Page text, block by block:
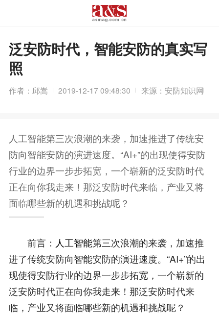
泛安防时代，智能安防的真实写
照
作者：邱嵩 2019-12-17 09:48:30 来源：安防知识网
人工智能第三次浪潮的来袭，加速推进了传统安
防向智能安防的演进速度。“AI+”的出现使得安防
行业的边界一步步拓宽，一个崭新的泛安防时代
正在向你我走来！那泛安防时代来临，产业又将
面临哪些新的机遇和挑战呢？
前言： 人工智能第三次浪潮的来袭，加速推
进了传统安防向智能安防的演进速度。“AI+”的出
现使得安防行业的边界一步步拓宽，一个崭新的
泛安防时代正在向你我走来！那泛安防时代来
临，产业又将面临哪些新的机遇和挑战呢？